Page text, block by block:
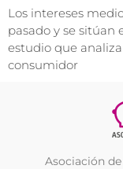
Los intereses
pasado y se sitúan
estudio que
consumidor
Asociación